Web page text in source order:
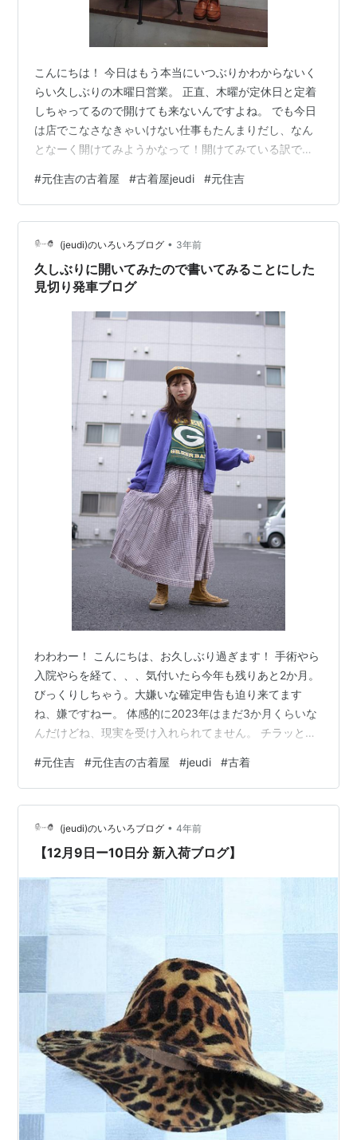
こんにちは！ 今日はもう本当にいつぶりかわからないく
らい久しぶりの木曜日営業。 正直、木曜が定休日と定着
しちゃってるので開けても来ないんですよね。 でも今日
は店でこなさなきゃいけない仕事もたんまりだし、なん
となーく開けてみようかなって！開けてみている訳で
さっていて(jeudi)も成長も感じております。17時くらい
までになりますが、、、よろしくお願いしますー！ さて
さて、前回から始まった(jeudi★Coordinate)を今日もご
紹介していきます。 今回は秋カラーを存分に使った紅葉
でも見に行きたくなるような秋コーデ。 チェック柄のジ
レを合わせ…
#元住吉の古着屋 #古着屋jeudi #元住吉
(jeudi)のいろいろブログ • 3年前
久しぶりに開いてみたので書いてみることにした
見切り発車ブログ
わわわー！ こんにちは、お久しぶり過ぎます！ 手術やら
入院やらを経て、、、気付いたら今年も残りあと2か月。
びっくりしちゃう。大嫌いな確定申告も迫り来てます
ね、嫌ですねー。 体感的に2023年はまだ3か月くらいな
んだけどね、現実を受け入れられてません。 チラッと匂
いまで回復しました！！！わーい。 ただ約3年、店頭か
ら離れていた代償、トーク力の低下が著しい！！！ 別に
話が上手いわけではなかったし面白い小話も持ち合わせ
てなし、、、 元々得意だった訳じゃないんだけど、、、
毎回毎回緊張MAXでたどたどしくて自分でもビックリし
#元住吉 #元住吉の古着屋 #jeudi #古着
(jeudi)のいろいろブログ • 4年前
【12月9日ー10日分 新入荷ブログ】